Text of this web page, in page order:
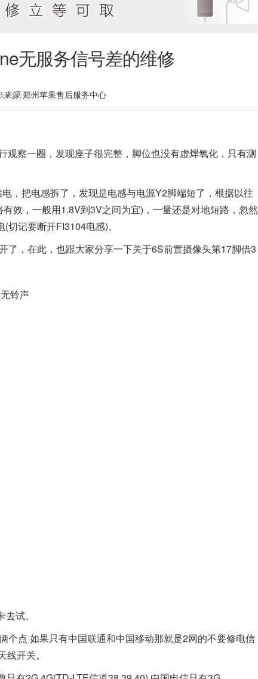
无服务信号差的维修
来源:郑州苹果售后服务中心
察一圈，发现座子很完整，脚位也没有虚焊氧化，只有测
把电感拆了，发现是电感与电源Y2脚端短了，根据以往
效，一般用1.8V到3V之间为宜)，一量还是对地短路，忽然
记要断开FI3104电感)。
，在此，也跟大家分享一下关于6S前置摄像头第17脚借3
试。
点 如果只有中国联通和中国移动那就是2网的不要修电信
开关。